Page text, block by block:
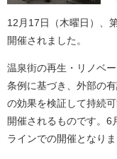
12月17日（木曜日）、
開催されました。
温泉街の再生・リノベ
条例に基づき、外部の
の効果を検証して持続
開催されるものです。6
ラインでの開催となりま